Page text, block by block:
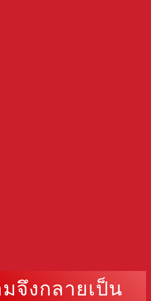
จึงกลายเป็น